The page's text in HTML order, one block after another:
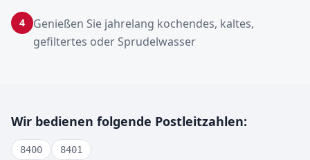
4
Genießen Sie jahrelang kochendes, kaltes,
gefiltertes oder Sprudelwasser
Wir bedienen folgende Postleitzahlen:
8400 8401